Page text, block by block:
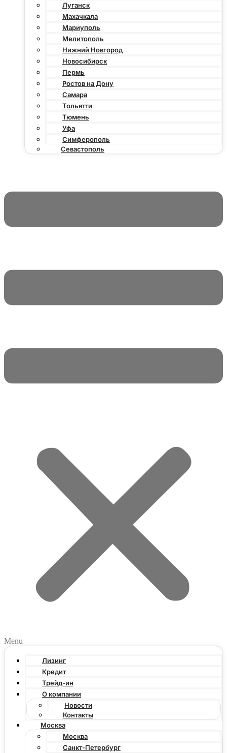
Луганск
Махачкала
Мариуполь
Мелитополь
Нижний Новгород
Новосибирск
Пермь
Ростов на Дону
Самара
Тольятти
Тюмень
Уфа
Симферополь
Севастополь
Menu
Лизинг
Кредит
Трейд-ин
О компании
Новости
Контакты
Москва
Москва
Санкт-Петербург